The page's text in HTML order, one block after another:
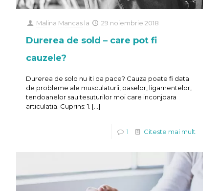
Malina Mancas la 29 noiembrie 2018
Durerea de sold – care pot fi
cauzele?
Durerea de sold nu iti da pace? Cauza poate fi data
de probleme ale musculaturii, oaselor, ligamentelor,
tendoanelor sau tesuturilor moi care inconjoara
articulatia. Cuprins: 1. […]
1 Citeste mai mult